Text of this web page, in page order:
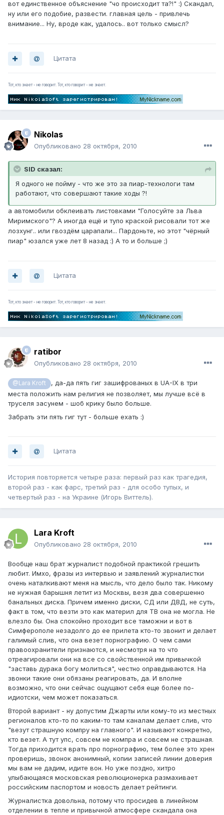
вот единственное объяснение "чо происходит та?!" :) Скандал,
ну или его подобие, развести. главная цель - привлечь
внимание... Ну, вроде как, удалось.. вот только смысл?
Цитата
Тот, кто знает - не говорит. Тот, кто говорит - не знает.
Nikolas
Опубликовано 28 октября, 2010
SID сказал:
Я одного не пойму - что же это за пиар-технологи там
работают, что совершают такие ходы ?!
а автомобили обклеивать листовками "Голосуйте за Льва
Миримского"? А иногда ещё и тупо краской рисовали тот же
лозхунг.. или гвоздём царапали... Пардоньте, но этот "чёрный
пиар" юзался уже лет 8 назад :) А то и больше ;)
Цитата
Тот, кто знает - не говорит. Тот, кто говорит - не знает.
ratibor
Опубликовано 28 октября, 2010
@Lara Kroft
, да-да пять гиг зашифрованых в UA-IX в три
места положить нам религия не позволяет, мы лучше всё в
труселя засунем - шоб крику было больше.
Забрать эти пять гиг тут - больше ехать :)
Цитата
История повторяется четыре раза: первый раз как трагедия,
второй раз - как фарс, третий раз - для особо тупых, и
четвертый раз - на Украине (Игорь Виттель).
Lara Kroft
Опубликовано 28 октября, 2010
Вообще наш брат журналист подобной практикой грешить
любит. Имхо, фразы из интервью и заявлений журналистки
очень наталкивают меня на мысль, что дело было так. Никому
не нужная барышня летит из Москвы, везя два совершенно
банальных диска. Причем именно диски, СД или ДВД, не суть,
факт в том, что везти это как материл для ТВ она не могла. Не
влезло бы. Она спокойно проходит все таможни и вот в
Симферополе незадолго до ее прилета кто-то звонит и делает
галимый слив, что она везет порнографию. О чем сами
правоохранители признаются, и несмотря на то что
отреагировали они на все со свойственной им привычкой
"заставь дурака богу молиться", честно оправдываются. На
звонки такие они обязаны реагировать, да. И вполне
возможно, что они сейчас ощущают себя еще более по-
идиотски, чем может показаться.
Второй вариант - ну допустим Джарты или кому-то из местных
регионалов кто-то по каким-то там каналам делает слив, что
"везут страшную компру на главного". И называют конкретно,
кто везет. А тут упс, совсем не компра и совсем не страшная.
Тогда приходится врать про порнографию, тем более это хрен
проверишь, звонок анонимный, копии записей линии доверия
мы вам не дадим, идите вон. Но уже поздно, хитро
улыбающаяся московская революционерка размахивает
российским паспортом и новость делает рейтинги.
Журналистка довольна, потому что просидев в линейном
отделении в тепле и привычной атмосфере скандала она